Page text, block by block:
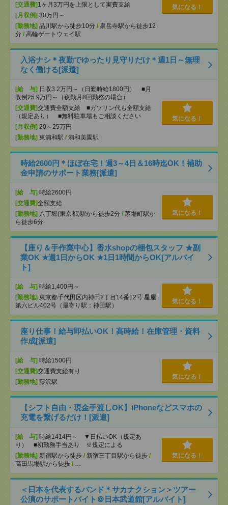
[交通費]1ヶ月3万円を上限として実費支給
[月収例] 30万円～
[勤務地] 品川駅から徒歩10分 / 泉岳寺駅から徒歩12
分 / 高輪ゲートウェイ駅
気になる！
入浴ナシ＊夜勤でゆったり見守りだけ＊週1日～無理
なく働ける[派遣]
[給 与] 日収3.2万円～（日勤時給1800円） ■月
収例25.9万円～（夜勤月8回勤務の場合）
[交通費]交通費全額支給 ■ガソリン代も全額支給
（規定あり） ■無料駐車場もご相談ください
[月収例] 20～25万円
[勤務地] 東浦和駅 / 浦和美園駅
気になる！
時給2600円＊ほぼ在宅！週3～4日＆16時迄OK！補助
金申請のサポート業務[派遣]
[給 与] 時給2600円
[交通費]全額支給
[勤務地] 八丁堀(東京都)駅から徒歩2分 / 茅場町駅か
ら徒歩6分
気になる！
【座り＆手作業中心】香水shopの梱包スタッフ ★副
業OK ★週1日からOK ★1日1時間からOK[アルバイ
ト]
[給 与] 時給1,400円～
[勤務地] 東京都千代田区内神田2丁目14番12号 星屋
第六ビル402号（最寄り駅：神田駅）
気になる！
座り仕事！給与即払いOK！高時給！在庫管理・資料
作成[派遣]
[給 与] 時給1500円
[交通費]交通費支給有り
[勤務地] 藤沢駅
気になる！
【シフト自由・現金手渡しOK】iPhoneなどスマホの
充電を繋げるだけ！[派遣]
[給 与] 時給1414円～ ▼日払いOK（規定あ
り） ■初勤務手当あり ※規定による
[勤務地] 新宿駅から徒歩 / 新宿三丁目駅から徒歩 /
高田馬場駅から徒歩 /
気になる！
＜日本を代表するバンド＊サカナクション＞ツアー
公演のサポートバイト＠日本武道館[アルバイト]